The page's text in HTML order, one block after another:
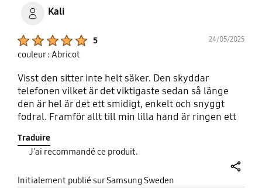
Kali
5 24/05/2025
couleur : Abricot
Visst den sitter inte helt säker. Den skyddar
telefonen vilket är det viktigaste sedan så länge
den är hel är det ett smidigt, enkelt och snyggt
fodral. Framför allt till min lilla hand är ringen ett
använder telefonen. Bara besviken över att jag
missat att köpa en extra när de fanns.
Traduire
J'ai recommandé ce produit.
Initialement publié sur Samsung Sweden